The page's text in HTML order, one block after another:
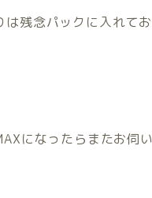
は残念パックに入れて
になったらまたお伺